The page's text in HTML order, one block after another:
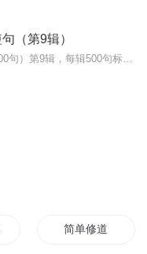
（第9辑）
单 简单修道